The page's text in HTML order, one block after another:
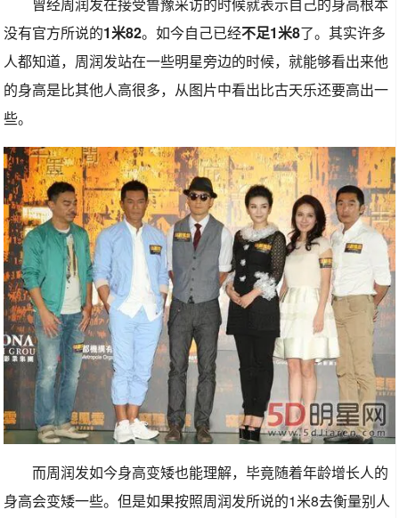
没有官方所说的1米82。如今自己已经不足1米8了。其实许多
人都知道，周润发站在一些明星旁边的时候，就能够看出来他
的身高是比其他人高很多，从图片中看出比古天乐还要高出一
些。
而周润发如今身高变矮也能理解，毕竟随着年龄增长人的
身高会变矮一些。但是如果按照周润发所说的1米8去衡量别人